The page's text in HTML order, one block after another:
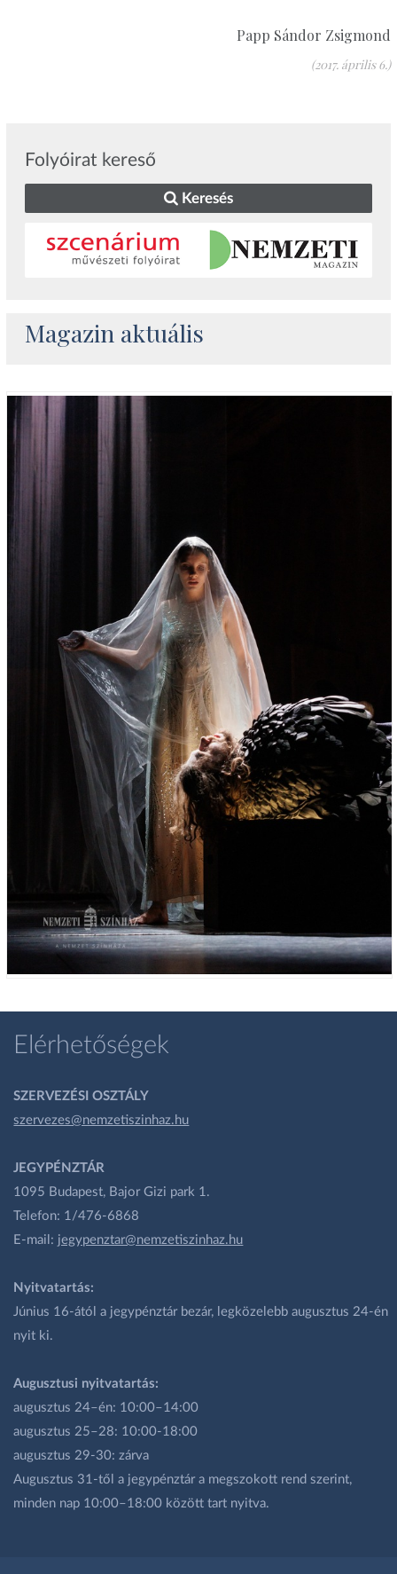
Papp Sándor Zsigmond
(2017. április 6.)
Folyóirat kereső
Keresés
Magazin aktuális
Elérhetőségek
SZERVEZÉSI OSZTÁLY
szervezes@nemzetiszinhaz.hu
JEGYPÉNZTÁR
1095 Budapest, Bajor Gizi park 1.
Telefon: 1/476-6868
E-mail: jegypenztar@nemzetiszinhaz.hu
Nyitvatartás:
Június 16-ától a jegypénztár bezár, legközelebb augusztus 24-én
nyit ki.
Augusztusi nyitvatartás:
augusztus 24–én: 10:00–14:00
augusztus 25–28: 10:00-18:00
augusztus 29-30: zárva
Augusztus 31-től a jegypénztár a megszokott rend szerint,
minden nap 10:00–18:00 között tart nyitva.